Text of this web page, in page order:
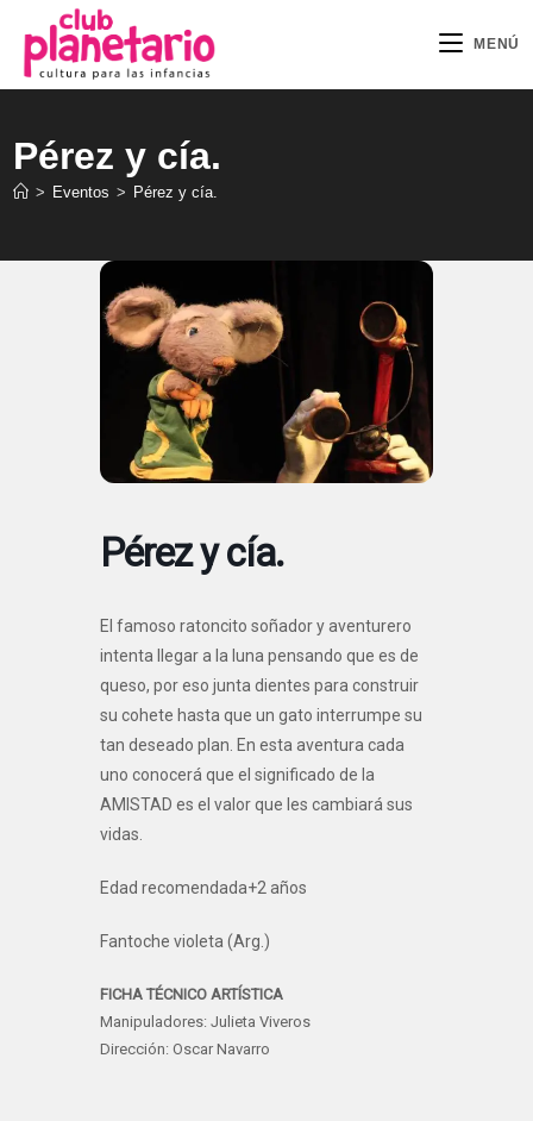
contenido
MENÚ
Pérez y cía.
> Eventos > Pérez y cía.
Pérez y cía.
El famoso ratoncito soñador y aventurero
intenta llegar a la luna pensando que es de
queso, por eso junta dientes para construir
su cohete hasta que un gato interrumpe su
tan deseado plan. En esta aventura cada
uno conocerá que el significado de la
AMISTAD es el valor que les cambiará sus
vidas.
Edad recomendada+2 años
Fantoche violeta (Arg.)
FICHA TÉCNICO ARTÍSTICA
Manipuladores: Julieta Viveros
Dirección: Oscar Navarro